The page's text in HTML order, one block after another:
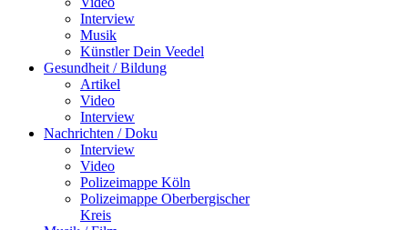
Interview
Musik
Künstler Dein Veedel
Gesundheit / Bildung
Artikel
Video
Interview
Nachrichten / Doku
Interview
Video
Polizeimappe Köln
Polizeimappe Oberbergischer
Kreis